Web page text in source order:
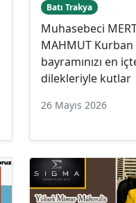
Batı Trakya
Muhasebeci
MAHMUT Kurban
bayramınızı en
dilekleriyle kutlar
26 Mayıs 2026